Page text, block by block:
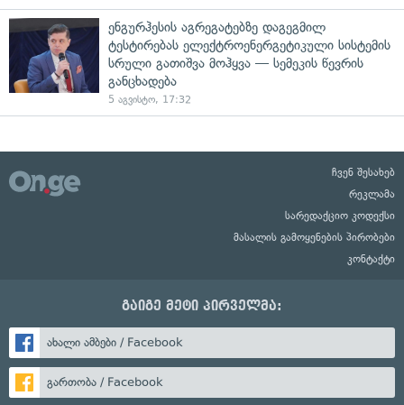
ენგურჰესის აგრეგატებზე დაგეგმილ
ტესტირებას ელექტროენერგეტიკული სისტემის
სრული გათიშვა მოჰყვა — სემეკის წევრის
განცხადება
5 აგვისტო, 17:32
ჩვენ შესახებ
რეკლამა
სარედაქციო კოდექსი
მასალის გამოყენების პირობები
კონტაქტი
გაიგე მეტი პირველმა:
ახალი ამბები / Facebook
გართობა / Facebook